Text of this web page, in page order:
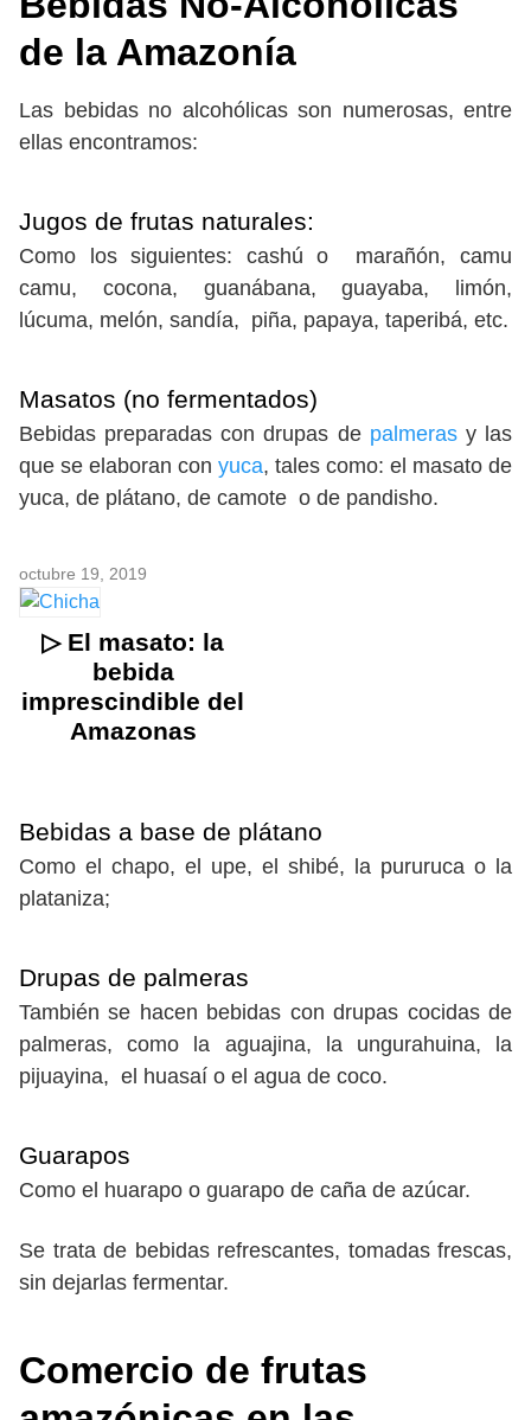
de la Amazonía
Las bebidas no alcohólicas son numerosas, entre
ellas encontramos:
Jugos de frutas naturales:
Como los siguientes: cashú o marañón, camu
camu, cocona, guanábana, guayaba, limón,
lúcuma, melón, sandía, piña, papaya, taperibá, etc.
Masatos (no fermentados)
Bebidas preparadas con drupas de palmerasy las
que se elaboran con yuca, tales como: el masato de
yuca, de plátano, de camote o de pandisho.
octubre 19, 2019
▷ El masato: la
bebida
imprescindible del
Amazonas
Bebidas a base de plátano
Como el chapo, el upe, el shibé, la pururuca o la
plataniza;
Drupas de palmeras
También se hacen bebidas con drupas cocidas de
palmeras, como la aguajina, la ungurahuina, la
pijuayina, el huasaí o el agua de coco.
Guarapos
Como el huarapo o guarapo de caña de azúcar.
Se trata de bebidas refrescantes, tomadas frescas,
sin dejarlas fermentar.
Comercio de frutas